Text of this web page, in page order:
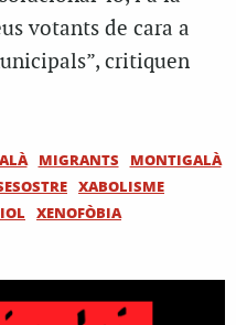
votants de cara a
critiquen
MIGRANTS
MONTIGALÀ
XABOLISME
XENOFÒBIA